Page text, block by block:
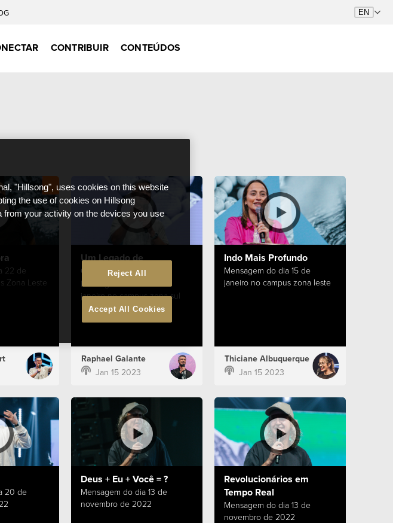
CONTRIBUIR CONTEÚDOS
22 de
Zona Leste
Um Legado de
Crescimento
Mensagem do dia 15 de
janeiro no campus zona sul
Raphael Galante
Jan 15 2023
Indo Mais Profundo
Mensagem do dia 15 de
janeiro no campus zona leste
Thiciane Albuquerque
Jan 15 2023
20 de
Deus + Eu + Você = ?
Mensagem do dia 13 de
novembro de 2022
Revolucionários em
Tempo Real
Mensagem do dia 13 de
novembro de 2022
"Hillsong", uses cookies on this website
the use of cookies on Hillsong
your activity on the devices you use
Reject All
Accept All Cookies